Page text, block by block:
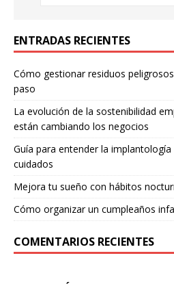
ENTRADAS RECIENTES
Cómo gestionar residuos
paso
La evolución de la sostenibilidad
están cambiando los negocios
Guía para entender la
cuidados
Mejora tu sueño con hábitos
Cómo organizar un cumpleaños
COMENTARIOS RECIENTES